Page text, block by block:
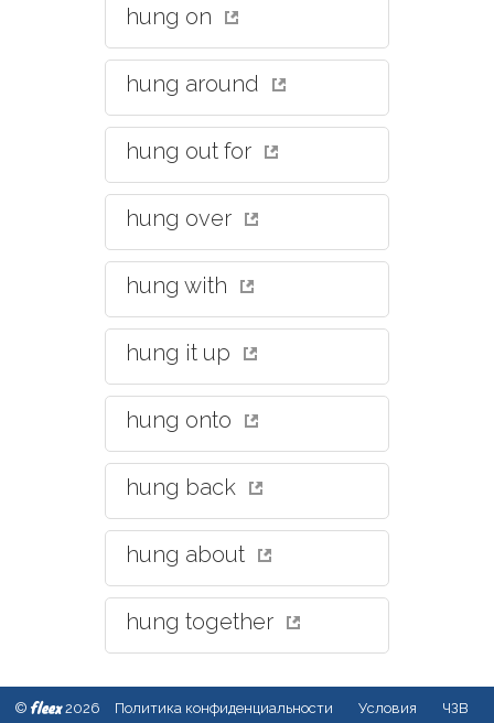
hung on
hung around
hung out for
hung over
hung with
hung it up
hung onto
hung back
hung about
hung together
© fleex2026 Политика конфиденциальности Условия
ЧЗВ